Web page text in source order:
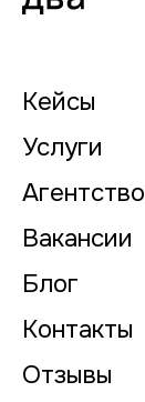
Кейсы
Услуги
Агентство
Вакансии
Блог
Контакты
Отзывы